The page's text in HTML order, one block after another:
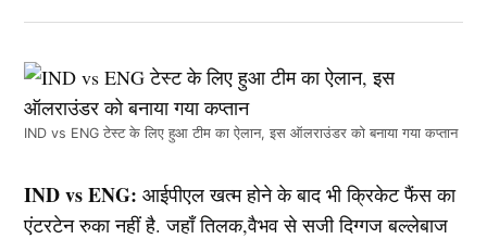
IND vs ENG टेस्ट के लिए हुआ टीम का ऐलान, इस ऑलराउंडर को बनाया गया कप्तान
IND vs ENG: आईपीएल खत्म होने के बाद भी क्रिकेट फैंस का
एंटरटेन रुका नहीं है. जहाँ तिलक,वैभव से सजी दिग्गज बल्लेबाज